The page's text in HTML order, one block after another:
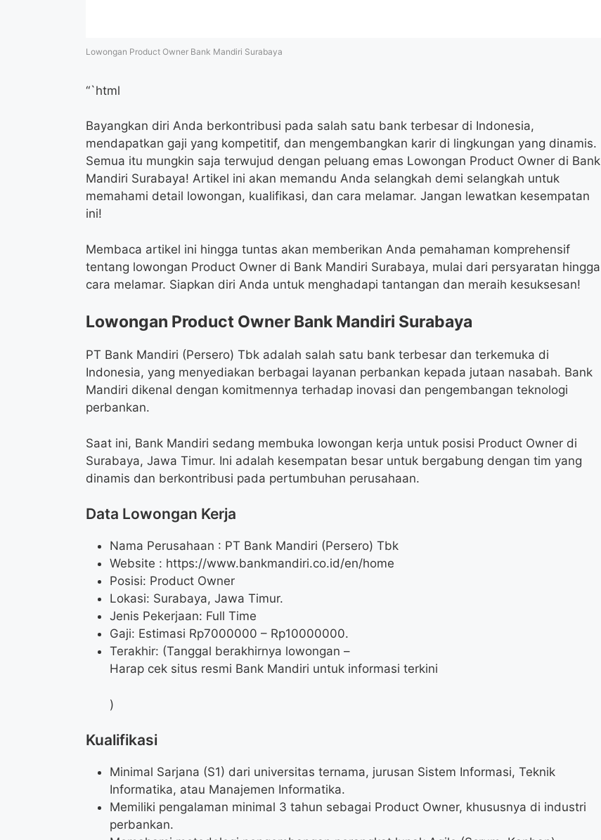
Lowongan Product Owner Bank Mandiri Surabaya
“`html
Bayangkan diri Anda berkontribusi pada salah satu bank terbesar di Indonesia,
mendapatkan gaji yang kompetitif, dan mengembangkan karir di lingkungan yang dinamis.
Semua itu mungkin saja terwujud dengan peluang emas Lowongan Product Owner di Bank
Mandiri Surabaya! Artikel ini akan memandu Anda selangkah demi selangkah untuk
memahami detail lowongan, kualifikasi, dan cara melamar. Jangan lewatkan kesempatan
ini!
Membaca artikel ini hingga tuntas akan memberikan Anda pemahaman komprehensif
tentang lowongan Product Owner di Bank Mandiri Surabaya, mulai dari persyaratan hingga
cara melamar. Siapkan diri Anda untuk menghadapi tantangan dan meraih kesuksesan!
Lowongan Product Owner Bank Mandiri Surabaya
PT Bank Mandiri (Persero) Tbk adalah salah satu bank terbesar dan terkemuka di
Indonesia, yang menyediakan berbagai layanan perbankan kepada jutaan nasabah. Bank
Mandiri dikenal dengan komitmennya terhadap inovasi dan pengembangan teknologi
perbankan.
Saat ini, Bank Mandiri sedang membuka lowongan kerja untuk posisi Product Owner di
Surabaya, Jawa Timur. Ini adalah kesempatan besar untuk bergabung dengan tim yang
dinamis dan berkontribusi pada pertumbuhan perusahaan.
Data Lowongan Kerja
Nama Perusahaan : PT Bank Mandiri (Persero) Tbk
Website : https://www.bankmandiri.co.id/en/home
Posisi: Product Owner
Lokasi: Surabaya, Jawa Timur.
Jenis Pekerjaan: Full Time
Gaji: Estimasi Rp7000000 – Rp10000000.
Terakhir: (Tanggal berakhirnya lowongan –
Harap cek situs resmi Bank Mandiri untuk informasi terkini
)
Kualifikasi
Minimal Sarjana (S1) dari universitas ternama, jurusan Sistem Informasi, Teknik
Informatika, atau Manajemen Informatika.
Memiliki pengalaman minimal 3 tahun sebagai Product Owner, khususnya di industri
perbankan.